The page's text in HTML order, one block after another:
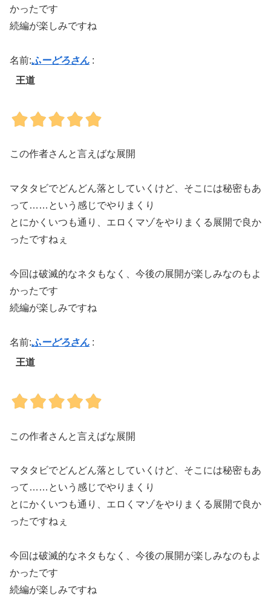
かったです
続編が楽しみですね
名前:ふーどろさん :
王道
この作者さんと言えばな展開
マタタビでどんどん落としていくけど、そこには秘密もあ
って……という感じでやりまくり
とにかくいつも通り、エロくマゾをやりまくる展開で良か
ったですねぇ
今回は破滅的なネタもなく、今後の展開が楽しみなのもよ
かったです
続編が楽しみですね
名前:ふーどろさん :
王道
この作者さんと言えばな展開
マタタビでどんどん落としていくけど、そこには秘密もあ
って……という感じでやりまくり
とにかくいつも通り、エロくマゾをやりまくる展開で良か
ったですねぇ
今回は破滅的なネタもなく、今後の展開が楽しみなのもよ
かったです
続編が楽しみですね